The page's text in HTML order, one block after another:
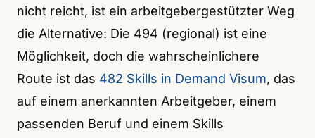
nicht reicht, ist ein arbeitgebergestützter Weg
die Alternative: Die 494 (regional) ist eine
Möglichkeit, doch die wahrscheinlichere
Route ist das 482 Skills in Demand Visum, das
auf einem anerkannten Arbeitgeber, einem
passenden Beruf und einem Skills